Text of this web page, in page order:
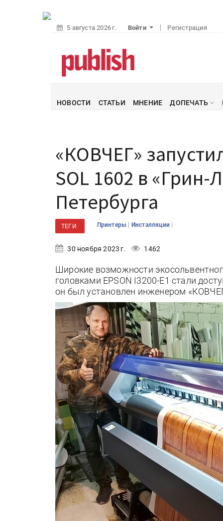
5 августа 2026 г. Войти Регистрация
НОВОСТИ СТАТЬИ МНЕНИЕ ДОПЕЧАТЬ
«КОВЧЕГ»
SOL 1602 в «Грин-
Петербурга
ТЕГИ Принтеры | Инсталляции |
30 ноября 2023 г. 1462
Широкие возможности
головками EPSON I3200-E1 стали
он был установлен инженером